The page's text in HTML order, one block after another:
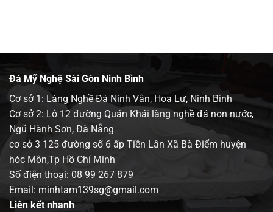
Đá Mỹ Nghệ Sài Gòn Ninh Bình
Cơ sở 1: Làng Nghề Đá Ninh Vân, Hoa Lư, Ninh Bình
Cơ sở 2: Lô 12 đường Quán Khái làng nghề đá non nước,
Ngũ Hành Sơn, Đà Nẵng
cơ sở 3 125 đường số 6 ấp Tiền Lân Xã Bà Điểm huyện
hóc Môn,Tp Hồ Chí Minh
Số điện thoại: 08 99 267 879
Email: minhtam139sg@gmail.com
Liên kết nhanh